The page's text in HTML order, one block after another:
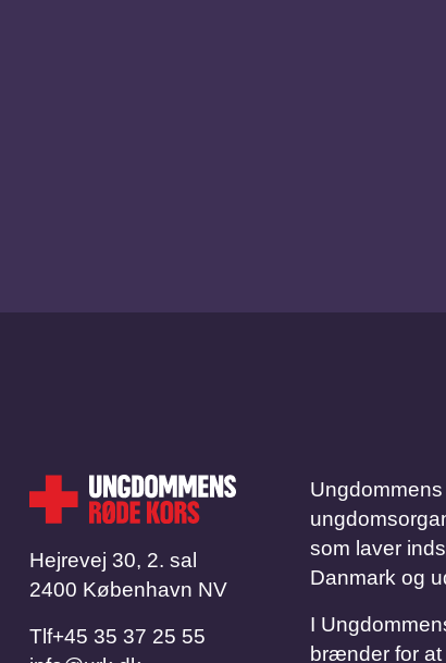
Hejrevej 30, 2. sal
2400 København NV
Tlf​​​​​​​+45 35 37 25 55
som laver
Danmark og
I
brænder for